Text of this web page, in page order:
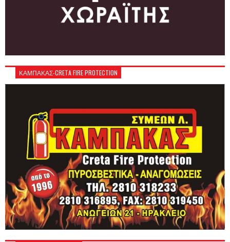
ΚΑΜΠΑΚΑΣ-CRETA FIRE PROTECTION